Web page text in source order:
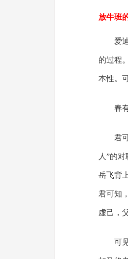
放牛班
爱
的过程
本性。
春
君
人”的
岳飞背
君可知
虚己，
可